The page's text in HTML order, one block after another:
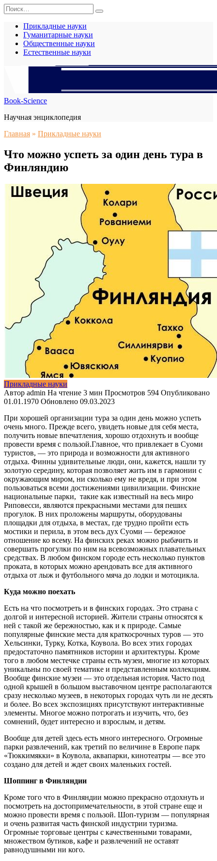
Перейти
к
содержанию
Search
for:
Прикладные науки
Гуманитарные науки
Общественные науки
Естественные науки
Book-Science
Научная энциклопедия
Главная » Прикладные науки
Что можно успеть за один день тура в
Финляндию
Прикладные науки
Автор admin На чтение 3 мин Просмотров 594 Опубликовано
01.01.1970 Обновлено 09.03.2023
При хорошей организации тура за один день можно успеть
очень много. Прежде всего, увидеть новые для себя места,
получить новые впечатления, хорошо отдохнуть и вообще
провести время с пользой.Главное, что привлекает в Суоми
туристов, — это природа и возможности для активного
отдыха. Финны удивительные люди, они, кажется, нашли ту
золотую середину, которая позволяет жить им в гармонии с
окружающим миром, ни сколько ему не вредя, и при этом
пользоваться всеми достижениями цивилизации. Финские
национальные парки, такие как известный на весь миро
Риповесси, являются прекрасными местами для пеших
прогулок. В них проложены маршруты, оборудованы
площадки для отдыха, в местах, где трудно пройти есть
мостики и перила, в этом весь дух Суоми — бережное
отношение ко всему. На финских реках можно рыбачить и
совершать прогулки по ним на всевозможных плавательных
средствах. В любом финском городе есть несколько пунктов
проката, в которых можно арендовать все для активного
отдыха от лыж и футбольного мяча до лодки и мотоцикла.
Куда можно поехать
Есть на что посмотреть и в финских городах. Это страна с
долгой и интересной историей. Жители страны относятся к
ней с такой же бережностью, как и к природе. Самые
популярные финские места для краткосрочных туров — это
Хельсинки, Турку, Котка, Коувола. Во всех этих городах
предостаточно памятников истории и архитектуры. Кроме
того в любом местечке страны есть музеи, многие из которых
уникальны по своей тематике и представленным коллекциям.
Вообще финские музеи — это отдельная история. Часто под
одной крышей в большом выставочном центре располагаются
сразу несколько музеев, в некоторых городах чуть ли не десять
и более. Во всех экспозициях присутствуют интерактивные
элементы. Многое можно потрогать и изучить, что, без
сомнений, будет интересно и взрослым, и детям.
Вообще для детей здесь есть много интересного. Огромные
парки развлечений, как третий по величине в Европе парк
«Тюккимякки» в Коувола, аквапарки, кинотеатры — все это
создано для детей и ждет своих маленьких гостей.
Шоппинг в Финляндии
Кроме того что в Финляндии можно прекрасно отдохнуть и
посмотреть на достопримечательности, в этой стране еще и
можно провести время с пользой. Шоп-туризм — популярная
и очень развитая часть финской индустрии туризма.
Огромные торговые центры с качественными товарами,
множеством бутиков, кафе и развлечений не оставят
равнодушными ни кого.